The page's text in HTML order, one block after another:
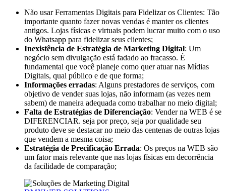
Não usar Ferramentas Digitais para Fidelizar os Clientes: Tão
importante quanto fazer novas vendas é manter os clientes
antigos. Lojas físicas e virtuais podem lucrar muito com o uso
do Whatsapp para fidelizar seus clientes;
Inexistência de Estratégia de Marketing Digital: Um
negócio sem divulgação está fadado ao fracasso. É
fundamental que você planeje como quer atuar nas Mídias
Digitais, qual público e de que forma;
Informações erradas: Alguns prestadores de serviços, com
objetivo de vender suas lojas, não informam (as vezes nem
sabem) de maneira adequada como trabalhar no meio digital;
Falta de Estratégias de Diferenciação: Vender na WEB é se
DIFERENCIAR. seja por preço, seja por qualidade seu
produto deve se destacar no meio das centenas de outras lojas
que vendem a mesma coisa;
Estratégia de Precificação Errada: Os preços na WEB são
um fator mais relevante que nas lojas físicas em decorrência
da facilidade de comparação;